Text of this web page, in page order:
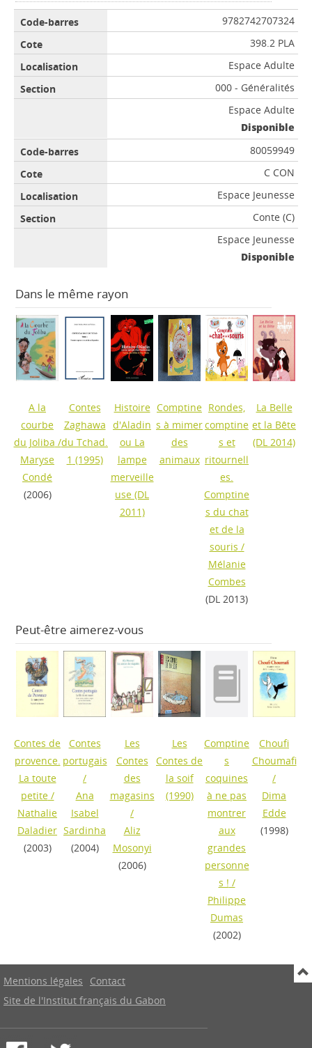
9782742707324
398.2 PLA
Espace Adulte
000 - Généralités
Espace Adulte
Disponible
80059949
C CON
Espace Jeunesse
Conte (C)
Espace Jeunesse
Disponible
Dans le même rayon
A la
courbe
du Joliba /
Maryse
Condé
(2006)
Contes
Zaghawa
du Tchad.
1 (1995)
Histoire
d'Aladin
ou La
lampe
merveille
use (DL
2011)
Comptine
s à mimer
des
animaux
Rondes,
comptine
s et
ritournell
es.
Comptine
s du chat
et de la
souris /
Mélanie
Combes
(DL 2013)
La Belle
et la Bête
(DL 2014)
Peut-être aimerez-vous
Contes de
provence.
La toute
petite/
Nathalie
Daladier
(2003)
Contes
portugais
/
Ana
Isabel
Sardinha
(2004)
Les
Contes
des
magasins
/
Aliz
Mosonyi
(2006)
Les
Contes de
la soif
(1990)
Comptine
s
coquines
à ne pas
montrer
aux
grandes
personne
s ! /
Philippe
Dumas
(2002)
Choufi
Choumafi
/
Dima
Edde
(1998)
Mentions légales
Contact
Site de l'Institut français du Gabon